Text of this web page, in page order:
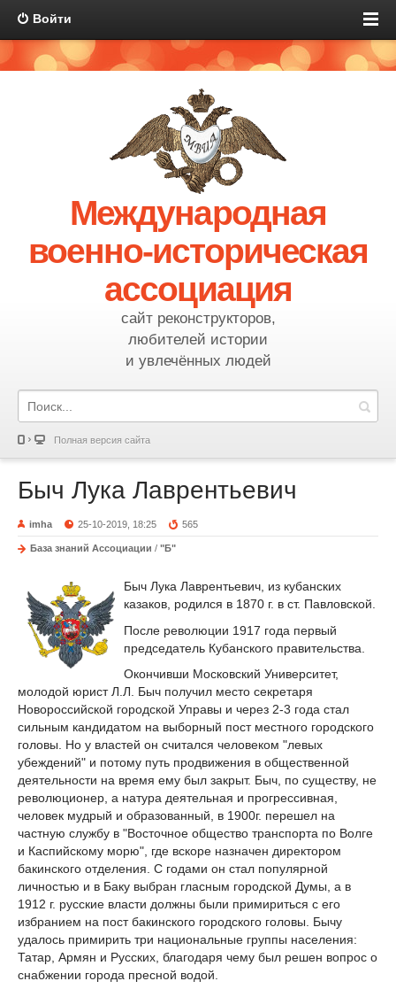
Войти
Международная
военно-историческая
ассоциация
сайт реконструкторов,
любителей истории
и увлечённых людей
Полная версия сайта
Быч Лука Лаврентьевич
imha 25-10-2019, 18:25 565
База знаний Ассоциации / "Б"
Быч Лука Лаврентьевич, из кубанских
казаков, родился в 1870 г. в ст. Павловской.
После революции 1917 года первый
председатель Кубанского правительства.
Окончивши Московский Университет,
молодой юрист Л.Л. Быч получил место секретаря
Новороссийской городской Управы и через 2-3 года стал
сильным кандидатом на выборный пост местного городского
головы. Но у властей он считался человеком "левых
убеждений" и потому путь продвижения в общественной
деятельности на время ему был закрыт. Быч, по существу, не
революционер, а натура деятельная и прогрессивная,
человек мудрый и образованный, в 1900г. перешел на
частную службу в "Восточное общество транспорта по Волге
и Каспийскому морю", где вскоре назначен директором
бакинского отделения. С годами он стал популярной
личностью и в Баку выбран гласным городской Думы, а в
1912 г. русские власти должны были примириться с его
избранием на пост бакинского городского головы. Бычу
удалось примирить три национальные группы населения:
Татар, Армян и Русских, благодаря чему был решен вопрос о
снабжении города пресной водой.